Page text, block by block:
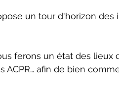
un tour d'horizon des
ferons un état des lieux
afin de bien